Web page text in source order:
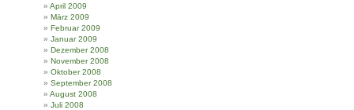
April 2009
März 2009
Februar 2009
Januar 2009
Dezember 2008
November 2008
Oktober 2008
September 2008
August 2008
Juli 2008